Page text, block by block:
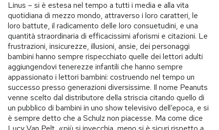
Linus – si è estesa nel tempo a tutti i media e alla vita
quotidiana di mezzo mondo, attraverso i loro caratteri, le
loro battute, il radicamento delle loro consuetudini, e una
quantità straordinaria di efficacissimi aforismi e citazioni. Le
frustrazioni, insicurezze, illusioni, ansie, dei personaggi
bambini hanno sempre rispecchiato quelle dei lettori adulti
aggiungendovi tenerezze infantili che hanno sempre
appassionato i lettori bambini: costruendo nel tempo un
successo presso generazioni diversissime. Il nome Peanuts
venne scelto dal distributore della striscia citando quello di
un pubblico di bambini in uno show televisivo dell’epoca, e si
è sempre detto che a Schulz non piacesse. Ma come dice